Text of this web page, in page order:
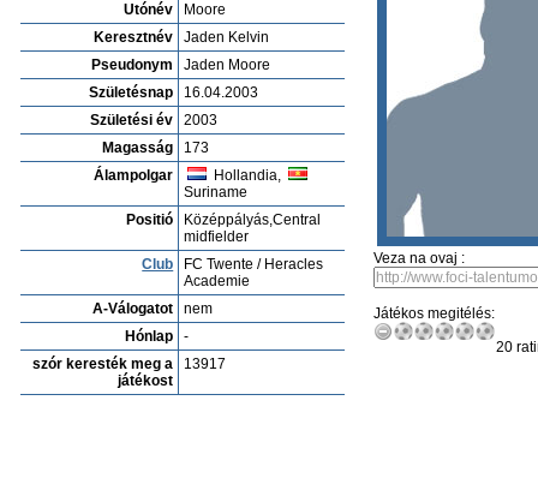
Utónév
Moore
Keresztnév
Jaden Kelvin
Pseudonym
Jaden Moore
Születésnap
16.04.2003
Születési év
2003
Magasság
173
Álampolgar
Hollandia,
Suriname
Positió
Középpályás,Central
midfielder
Club
FC Twente / Heracles
Academie
A-Válogatot
nem
Hónlap
-
szór keresték meg a
játékost
13917
Veza na ovaj :
Játékos megitélés:
20